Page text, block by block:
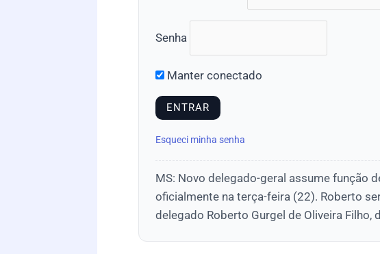
Senha
Manter conectado
Esqueci minha senha
MS: Novo delegado-geral assume função
oficialmente na terça-feira (22). Roberto
delegado Roberto Gurgel de Oliveira Filho,